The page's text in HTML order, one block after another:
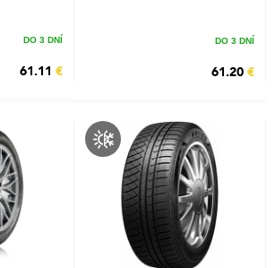
DO 3 DNÍ
61.11 €
DO 3 DNÍ
61.20 €